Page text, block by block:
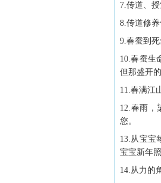
7.传道、
8.传道修
9.春蚕到
10.春蚕生
但那盛开
11.春满江
12.春雨，
您。
13.从宝宝
宝宝新年
14.从力的